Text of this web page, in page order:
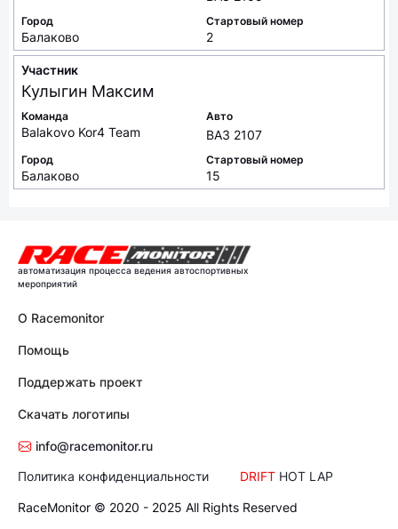
Город
Балаково
Стартовый номер
2
Участник
Кулыгин Максим
Команда
Balakovo Kor4 Team
Авто
ВАЗ 2107
Город
Балаково
Стартовый номер
15
автоматизация процесса ведения автоспортивных
мероприятий
О Racemonitor
Помощь
Поддержать проект
Скачать логотипы
info@racemonitor.ru
Политика конфиденциальности
DRIFT HOT LAP
RaceMonitor © 2020 - 2025 All Rights Reserved